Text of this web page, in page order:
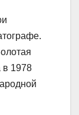
1978